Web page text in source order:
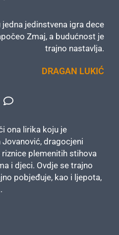
jedinstvena igra dece
Zmaj, a budućnost je
trajno nastavlja.
DRAGAN LUKIĆ
ona lirika koju je
dragocjeni
plemenitih stihova
i djeci. Ovdje se trajno
pobjeđuje, kao i ljepota,